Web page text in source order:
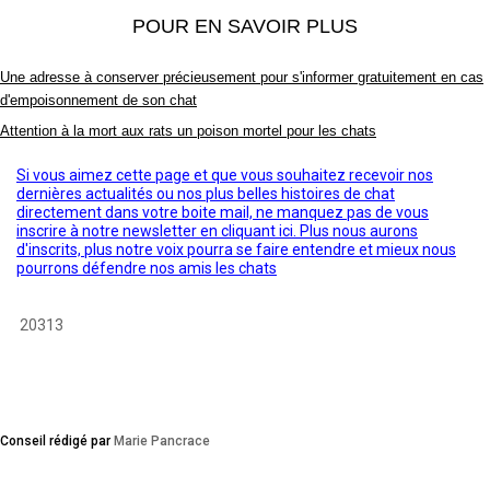
POUR EN SAVOIR PLUS
Une adresse à conserver précieusement pour s'informer gratuitement en cas
d'empoisonnement de son chat
Attention à la mort aux rats un poison mortel pour les chats
Si vous aimez cette page et que vous souhaitez recevoir nos
dernières actualités ou nos plus belles histoires de chat
directement dans votre boite mail, ne manquez pas de vous
inscrire à notre newsletter en cliquant ici. Plus nous aurons
d'inscrits, plus notre voix pourra se faire entendre et mieux nous
pourrons défendre nos amis les chats
20313
Conseil rédigé par Marie Pancrace